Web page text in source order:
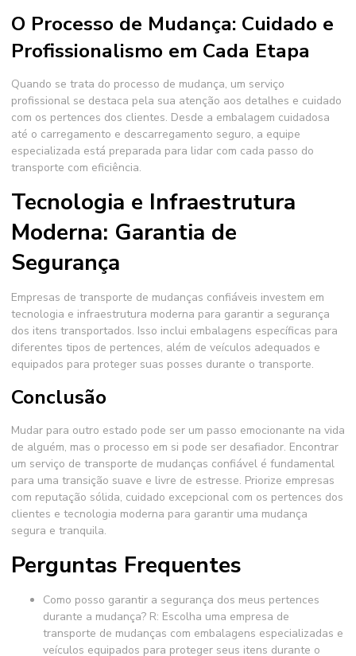
O Processo de Mudança: Cuidado e
Profissionalismo em Cada Etapa
Quando se trata do processo de mudança, um serviço
profissional se destaca pela sua atenção aos detalhes e cuidado
com os pertences dos clientes. Desde a embalagem cuidadosa
até o carregamento e descarregamento seguro, a equipe
especializada está preparada para lidar com cada passo do
transporte com eficiência.
Tecnologia e Infraestrutura
Moderna: Garantia de
Segurança
Empresas de transporte de mudanças confiáveis investem em
tecnologia e infraestrutura moderna para garantir a segurança
dos itens transportados. Isso inclui embalagens específicas para
diferentes tipos de pertences, além de veículos adequados e
equipados para proteger suas posses durante o transporte.
Conclusão
Mudar para outro estado pode ser um passo emocionante na vida
de alguém, mas o processo em si pode ser desafiador. Encontrar
um serviço de transporte de mudanças confiável é fundamental
para uma transição suave e livre de estresse. Priorize empresas
com reputação sólida, cuidado excepcional com os pertences dos
clientes e tecnologia moderna para garantir uma mudança
segura e tranquila.
Perguntas Frequentes
Como posso garantir a segurança dos meus pertences
durante a mudança? R: Escolha uma empresa de
transporte de mudanças com embalagens especializadas e
veículos equipados para proteger seus itens durante o